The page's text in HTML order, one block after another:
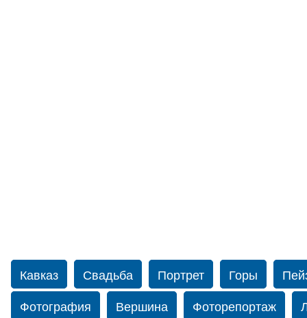
Кавказ Свадьба Портрет Горы
Фотография
Вершина Фоторепортаж